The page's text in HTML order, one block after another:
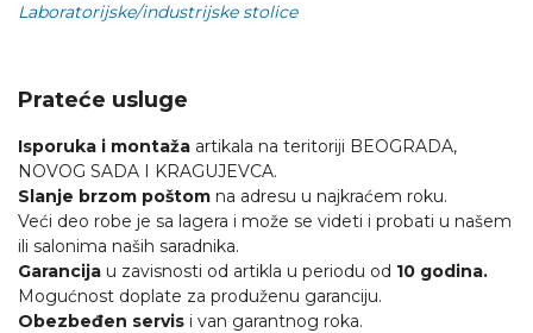
Laboratorijske/industrijske stolice
Prateće usluge
Isporuka i montaža artikala na teritoriji BEOGRADA,
NOVOG SADA I KRAGUJEVCA.
Slanje brzom poštom na adresu u najkraćem roku.
Veći deo robe je sa lagera i može se videti i probati u našem
ili salonima naših saradnika.
Garancija u zavisnosti od artikla u periodu od 10 godina.
Mogućnost doplate za produženu garanciju.
Obezbeđen servis i van garantnog roka.